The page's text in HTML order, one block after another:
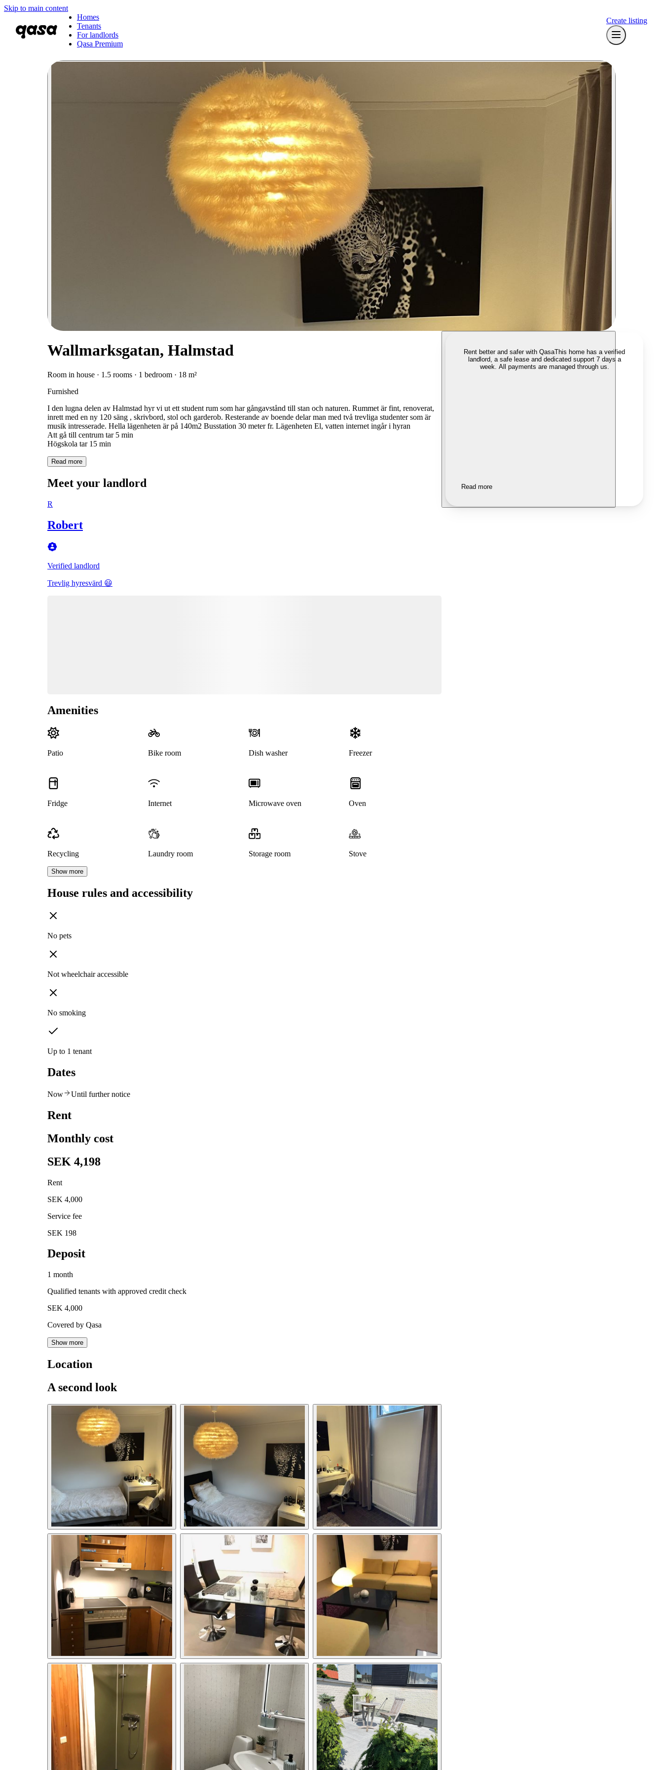
Skip to main content
Homes
Tenants
For landlords
Qasa Premium
Create listing
Wallmarksgatan, Halmstad
Room in house · 1.5 rooms · 1 bedroom · 18 m²
Furnished
I den lugna delen av Halmstad hyr vi ut ett student rum som har gångavstånd till stan och naturen. Rummet är fint, renoverat,
inrett med en ny 120 säng , skrivbord, stol och garderob. Resterande av boende delar man med två trevliga studenter som är
musik intresserade. Hella lägenheten är på 140m2 Busstation 30 meter fr. Lägenheten El, vatten internet ingår i hyran
Att gå till centrum tar 5 min
Högskola tar 15 min
Read more
Meet your landlord
R
Robert
Verified landlord
Trevlig hyresvärd 😃
Amenities
Patio Bike room Dish washer Freezer
Fridge Internet Microwave oven Oven
Recycling Laundry room Storage room Stove
Show more
House rules and accessibility
No pets
Not wheelchair accessible
No smoking
Up to 1 tenant
Dates
Now Until further notice
Rent
Monthly cost
SEK 4,198
Rent
SEK 4,000
Service fee
SEK 198
Deposit
1 month
Qualified tenants with approved credit check
SEK 4,000
Covered by Qasa
Show more
Location
A second look
Rent better and safer with QasaThis home has a verified
landlord, a safe lease and dedicated support 7 days a
week. All payments are managed through us.
Read more